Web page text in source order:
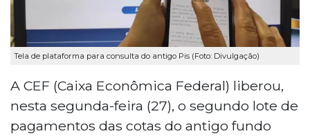
Tela de plataforma para consulta do antigo Pis (Foto: Divulgação)
A CEF (Caixa Econômica Federal) liberou,
nesta segunda-feira (27), o segundo lote de
pagamentos das cotas do antigo fundo